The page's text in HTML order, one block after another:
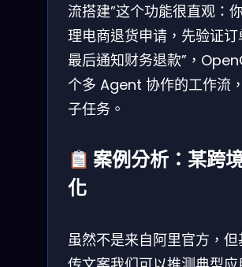
流搭建”这个功能很直观：
理电商退货申请，先验证
最后通知财务退款”，
个多 Agent 协作的工作流
子任务。
案例分析：某跨
化
虽然不是来自阿里官方，